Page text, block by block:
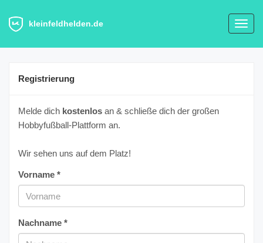
kleinfeldhelden.de
Registrierung
Melde dich kostenlos an & schließe dich der großen
Hobbyfußball-Plattform an.
Wir sehen uns auf dem Platz!
Vorname *
Nachname *